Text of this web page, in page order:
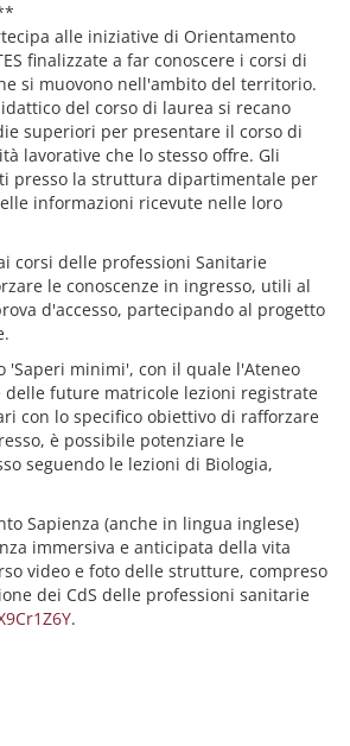
alle iniziative di Orientamento
finalizzate a far conoscere i corsi di
si muovono nell'ambito del territorio.
del corso di laurea si recano
superiori per presentare il corso di
lavorative che lo stesso offre. Gli
presso la struttura dipartimentale per
informazioni ricevute nelle loro
corsi delle professioni Sanitarie
le conoscenze in ingresso, utili al
d'accesso, partecipando al progetto
'Saperi minimi', con il quale l'Ateneo
delle future matricole lezioni registrate
con lo specifico obiettivo di rafforzare
è possibile potenziare le
seguendo le lezioni di Biologia,
Sapienza (anche in lingua inglese)
immersiva e anticipata della vita
video e foto delle strutture, compreso
dei CdS delle professioni sanitarie
.